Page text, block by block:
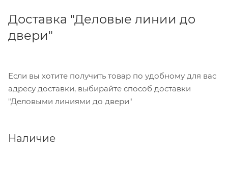
Доставка "Деловые линии до
двери"
Если вы хотите получить товар по удобному для вас
адресу доставки, выбирайте способ доставки
"Деловыми линиями до двери"
Наличие